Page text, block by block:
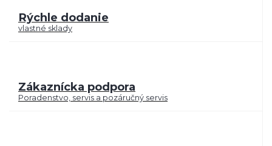
Rýchle dodanie
vlastné sklady
Zákaznícka podpora
Poradenstvo, servis a pozáručný servis